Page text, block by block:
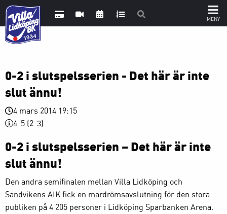
0-2 i slutspelsserien - Det här är inte
slut ännu!
4 mars 2014 19:15
4-5 (2-3)
0-2 i slutspelsserien – Det här är inte
slut ännu!
Den andra semifinalen mellan Villa Lidköping och
Sandvikens AIK fick en mardrömsavslutning för den stora
publiken på 4 205 personer i Lidköping Sparbanken Arena.